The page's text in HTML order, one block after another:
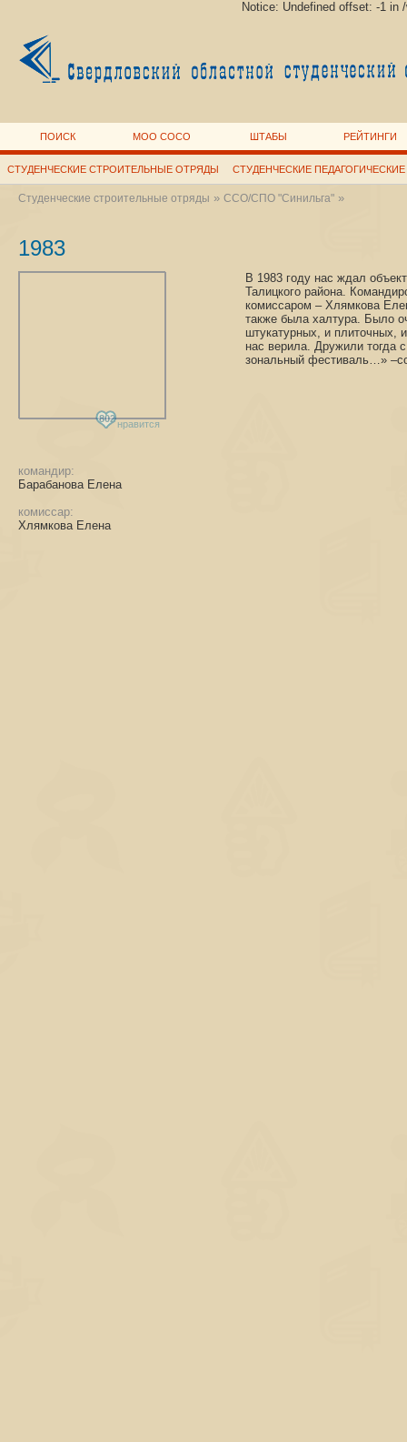
Notice: Undefined offset: -1 in
ПОИСК МОО СОСО ШТАБЫ РЕЙТИНГИ
СТУДЕНЧЕСКИЕ СТРОИТЕЛЬНЫЕ ОТРЯДЫ СТУДЕНЧЕСКИЕ
Студенческие строительные отряды » ССО/СПО "Синильга"»
1983
802 нравится
командир:
Барабанова Елена
комиссар:
Хлямкова Елена
В 1983 году нас ждал
Талицкого района.
комиссаром – Хлямкова
также была халтура. Было
штукатурных, и плиточных,
нас верила. Дружили тогда
зональный фестиваль…»